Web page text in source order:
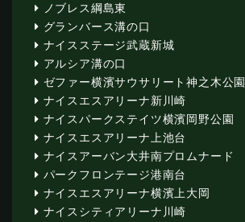
ノブレス綱島東
グランバース溝の口
ナイスステージ武蔵新城
アルシア溝の口
ゼファー横濱サウサリート神之木公園
ナイスエスアリーナ新川崎
ナイスパークステイツ横濱岡野公園
ナイスエスアリーナ上池台
ナイスアーバン大井南プロムナード
パークフロンテージ港南台
ナイスエスアリーナ横濱上大岡
ナイスシティアリーナ川崎